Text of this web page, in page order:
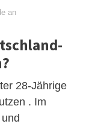
an
28-Jährige
. Im